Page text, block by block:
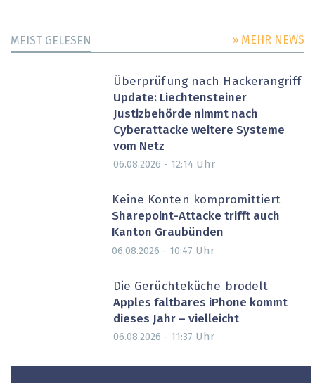
MEIST GELESEN » MEHR NEWS
Überprüfung nach Hackerangriff
Update: Liechtensteiner
Justizbehörde nimmt nach
Cyberattacke weitere Systeme
vom Netz
06.08.2026 - 12:14 Uhr
Keine Konten kompromittiert
Sharepoint-Attacke trifft auch
Kanton Graubünden
06.08.2026 - 10:47 Uhr
Die Gerüchteküche brodelt
Apples faltbares iPhone kommt
dieses Jahr – vielleicht
06.08.2026 - 11:37 Uhr